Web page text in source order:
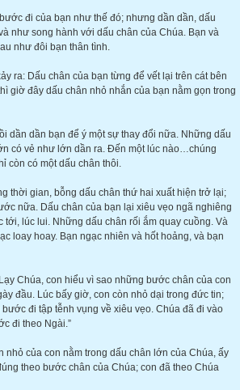
đi của bạn như thế đó; nhưng dần dần, dấu
như song hành với dấu chân của Chúa. Bạn và
như đôi bạn thân tình.
ra: Dấu chân của bạn từng để vết lại trên cát bên
giờ đây dấu chân nhỏ nhắn của bạn nằm gọn trong
dần dần bạn để ý một sự thay đổi nữa. Những dấu
có vẻ như lớn dần ra. Đến một lúc nào…chúng
còn có một dấu chân thôi.
thời gian, bỗng dấu chân thứ hai xuất hiện trở lại;
nữa. Dấu chân của bạn lại xiêu vẹo ngã nghiêng
tới, lúc lui. Những dấu chân rối ắm quay cuồng. Và
loay hoay. Bạn ngạc nhiên và hốt hoảng, và bạn
Chúa, con hiểu vì sao những bước chân của con
đầu. Lúc bấy giờ, con còn nhỏ dại trong đức tin;
đi tập tễnh vụng về xiêu vẹo. Chúa đã đi vào
đi theo Ngài.”
nhỏ của con nằm trong dấu chân lớn của Chúa, ấy
theo bước chân của Chúa; con đã theo Chúa